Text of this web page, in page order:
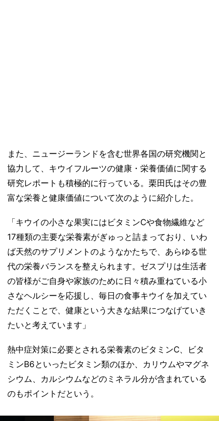
また、ニュージーランドを含む世界各国の研究機関と
協力して、キウイフルーツの健康・栄養価値に関する
研究レポートも積極的に行っている。栗田氏はその豊
富な栄養と健康価値について次のように紹介した。
「キウイの小さな果実にはビタミンCや食物繊維など
17種類の主要な栄養素がぎゅっと詰まっており、いわ
ば天然のサプリメントのようなかたちで、あらゆる世
代の栄養バランスを整えられます。ゼスプリは生活者
の皆様がご自身や家族のために日々積み重ねている小
さなヘルシーを応援し、毎日の食事キウイを加えてい
ただくことで、健康という大きな結果につなげていき
たいと考えています」
熱中症対策に必要とされる栄養素のビタミンC、ビタ
ミンB6といったビタミン類のほか、カリウムやマグネ
シウム、カルシウムなどのミネラル分が含まれている
のもポイントだという。